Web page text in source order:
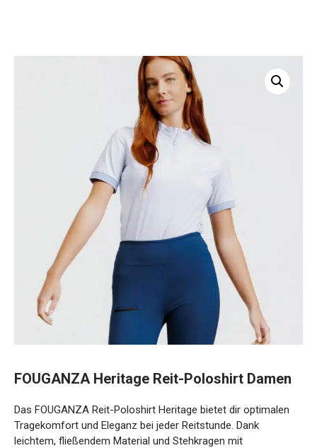
FOUGANZA Heritage Reit-Poloshirt Damen
Das FOUGANZA Reit-Poloshirt Heritage bietet dir optimalen
Tragekomfort und Eleganz bei jeder Reitstunde. Dank
leichtem, fließendem Material und Stehkragen mit